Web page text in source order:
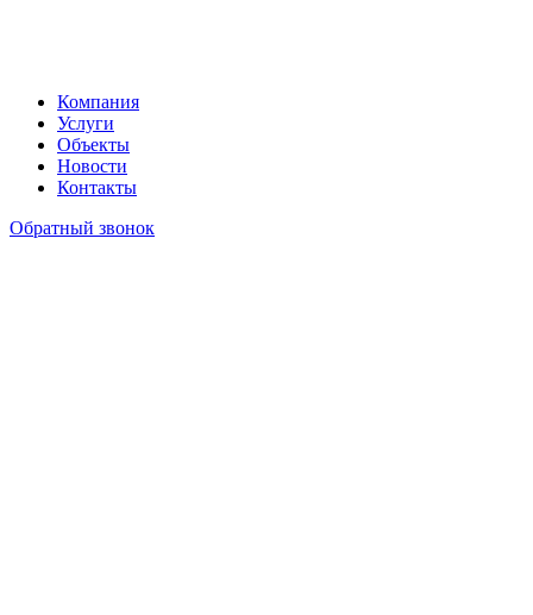
Компания
Услуги
Объекты
Новости
Контакты
Обратный звонок